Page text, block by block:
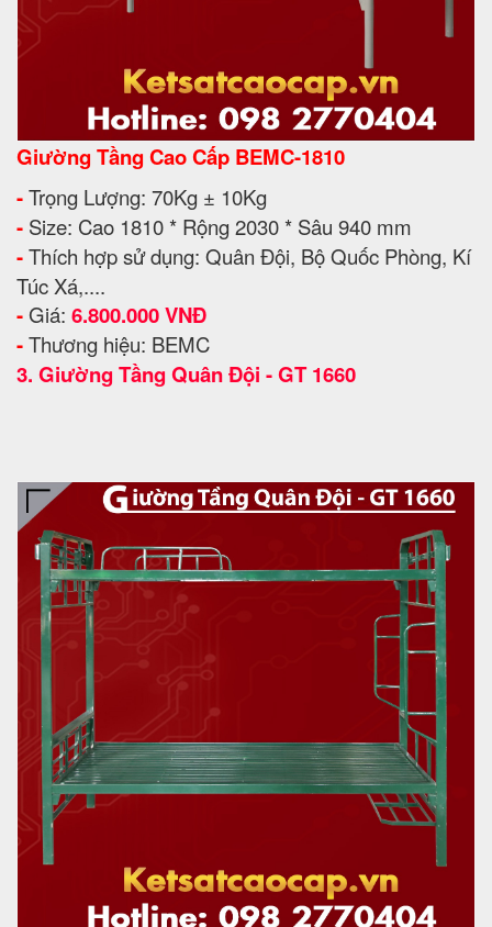
Giường Tầng Cao Cấp BEMC-1810
-Trọng Lượng: 70Kg ± 10Kg
- Size: Cao 1810 * Rộng 2030 * Sâu 940 mm
-Thích hợp sử dụng: Quân Đội, Bộ Quốc Phòng, Kí
Túc Xá,....
- Giá: 6.800.000 VNĐ
-Thương hiệu: BEMC
3. Giường Tầng Quân Đội - GT 1660